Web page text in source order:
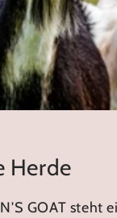
Herde
GOAT steht